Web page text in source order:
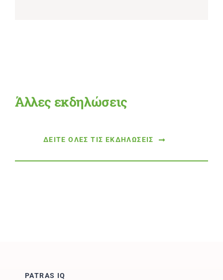
Άλλες εκδηλώσεις
ΔΕΙΤΕ ΟΛΕΣ ΤΙΣ ΕΚΔΗΛΩΣΕΙΣ
PATRAS IQ